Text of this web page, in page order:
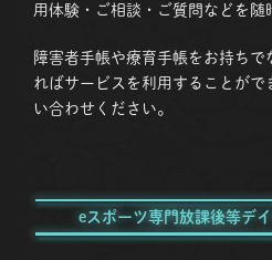
用体験・ご相談・ご質問などを随
障害者手帳や療育手帳をお持ち
ればサービスを利用することがで
い合わせください。
eスポーツ専門放課後等デ